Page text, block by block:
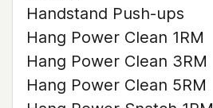
Handstand Push-ups
Hang Power Clean 1RM
Hang Power Clean 3RM
Hang Power Clean 5RM